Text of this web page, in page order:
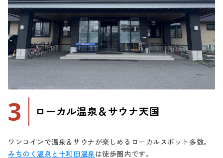
3 ローカル温泉＆サウナ天国
ワンコインで温泉＆サウナが楽しめるローカルスポット多数。
みちのく温泉と十和田温泉 は徒歩圏内です。